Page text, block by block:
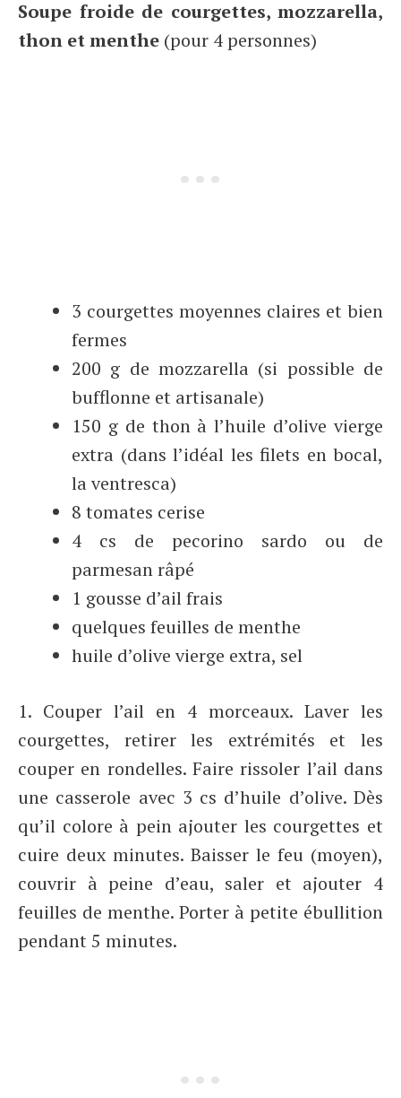
Soupe froide de courgettes, mozzarella,
thon et menthe (pour 4 personnes)
3 courgettes moyennes claires et bien
fermes
200 g de mozzarella (si possible de
bufflonne et artisanale)
150 g de thon à l’huile d’olive vierge
extra (dans l’idéal les filets en bocal,
la ventresca)
8 tomates cerise
4 cs de pecorino sardo ou de
parmesan râpé
1 gousse d’ail frais
quelques feuilles de menthe
huile d’olive vierge extra, sel
1. Couper l’ail en 4 morceaux. Laver les
courgettes, retirer les extrémités et les
couper en rondelles. Faire rissoler l’ail dans
une casserole avec 3 cs d’huile d’olive. Dès
qu’il colore à pein ajouter les courgettes et
cuire deux minutes. Baisser le feu (moyen),
couvrir à peine d’eau, saler et ajouter 4
feuilles de menthe. Porter à petite ébullition
pendant 5 minutes.